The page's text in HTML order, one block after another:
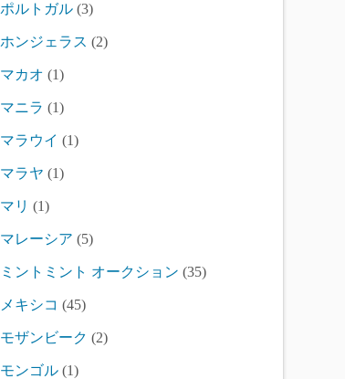
ポルトガル (3)
ホンジェラス (2)
マカオ (1)
マニラ (1)
マラウイ (1)
マラヤ (1)
マリ (1)
マレーシア (5)
ミントミント オークション (35)
メキシコ (45)
モザンビーク (2)
モンゴル (1)